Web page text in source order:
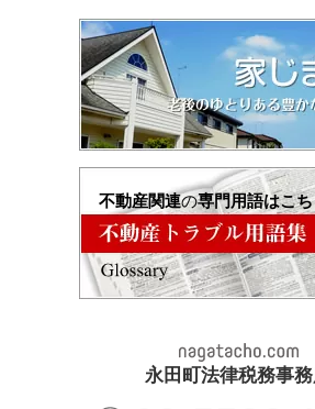
不動産関連の専門用語はこ
永田町法律税務事